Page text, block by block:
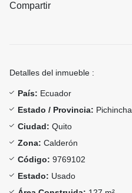
Compartir
Detalles del inmueble :
País: Ecuador
Estado / Provincia: Pichincha
Ciudad: Quito
Zona: Calderón
Código: 9769102
Estado: Usado